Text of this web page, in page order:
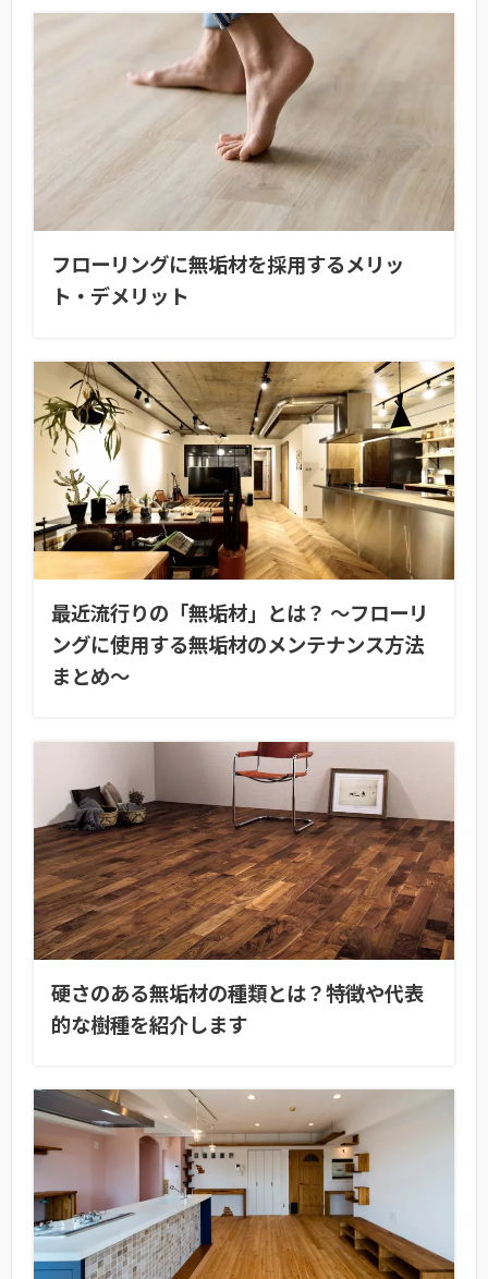
フローリングに無垢材を採用するメリッ
ト・デメリット
最近流行りの「無垢材」とは？ ～フローリ
ングに使用する無垢材のメンテナンス方法
まとめ～
硬さのある無垢材の種類とは？特徴や代表
的な樹種を紹介します